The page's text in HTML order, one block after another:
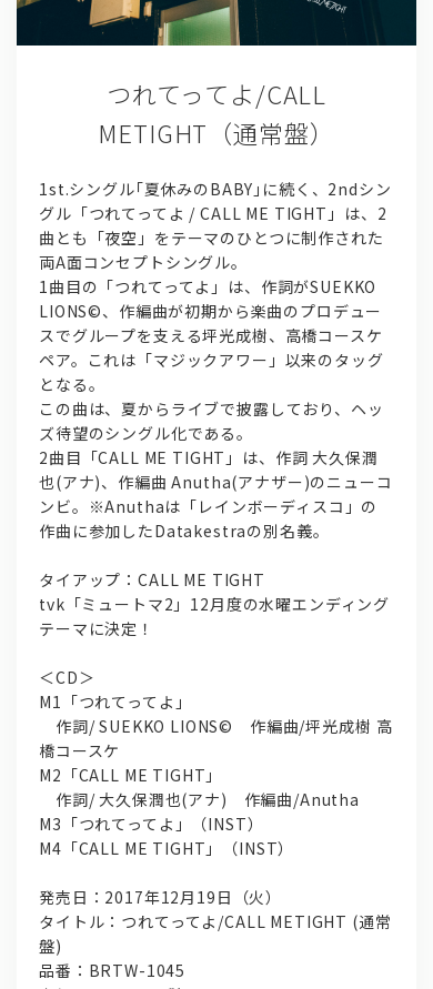
つれてってよ/CALL
METIGHT（通常盤）
1st.シングル｢夏休みのBABY｣に続く、2ndシン
グル「つれてってよ / CALL ME TIGHT」は、2
曲とも「夜空」をテーマのひとつに制作された
両A面コンセプトシングル。
1曲目の「つれてってよ」は、作詞がSUEKKO
LIONS©、作編曲が初期から楽曲のプロデュー
スでグループを支える坪光成樹、高橋コースケ
ペア。これは「マジックアワー」以来のタッグ
となる。
この曲は、夏からライブで披露しており、ヘッ
ズ待望のシングル化である。
2曲目「CALL ME TIGHT」は、作詞 大久保潤
也(アナ)、作編曲 Anutha(アナザー)のニューコ
ンビ。※Anuthaは「レインボーディスコ」の
作曲に参加したDatakestraの別名義。
タイアップ：CALL ME TIGHT
tvk「ミュートマ2」12月度の水曜エンディング
テーマに決定！
＜CD＞
M1「つれてってよ」
作詞/ SUEKKO LIONS© 作編曲/坪光成樹 高
橋コースケ
M2「CALL ME TIGHT」
作詞/ 大久保潤也(アナ) 作編曲/Anutha
M3「つれてってよ」（INST）
M4「CALL ME TIGHT」（INST）
発売日：2017年12月19日（火）
タイトル：つれてってよ/CALL METIGHT (通常
盤)
品番：BRTW-1045
問い合わせ, 取材,出演依頼
lyrical school official web shop